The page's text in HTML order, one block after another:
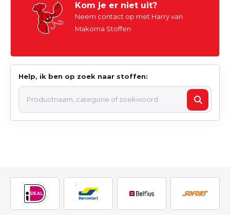
Kom je er niet uit?
Neem contact op met Harry van
Makoma Stoffen
Help, ik ben op zoek naar stoffen: